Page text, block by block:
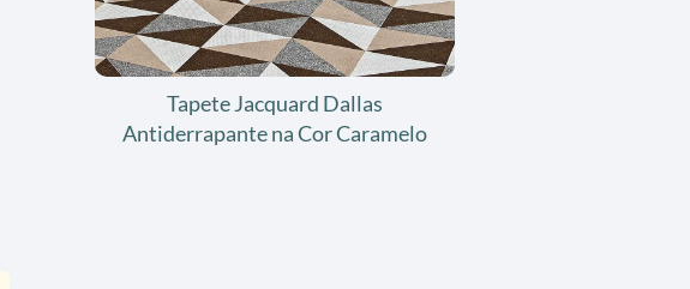
Tapete Jacquard Dallas
Antiderrapante na Cor Caramelo